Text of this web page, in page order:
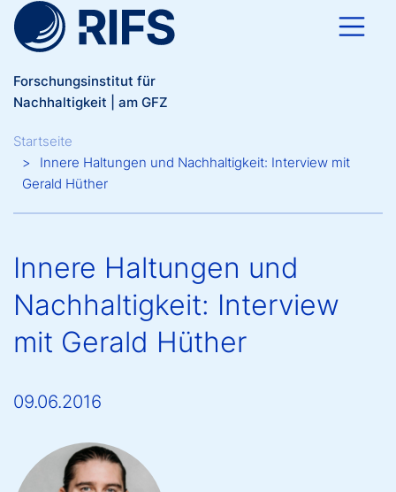
Direkt zum Inhalt
Forschungsinstitut für
Nachhaltigkeit | am GFZ
Breadcrumb
Startseite
Innere Haltungen und Nachhaltigkeit: Interview mit
Gerald Hüther
Innere Haltungen und
Nachhaltigkeit: Interview
mit Gerald Hüther
09.06.2016